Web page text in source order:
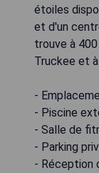
étoiles
et d'un
trouve à
Truckee et
-
- Piscine
- Salle de
- Parking
- Réception